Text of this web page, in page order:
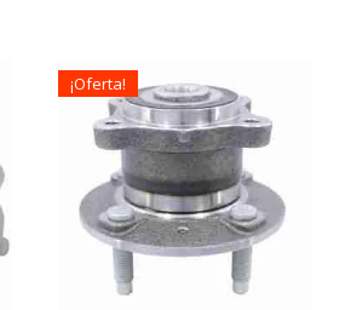
¡Oferta!